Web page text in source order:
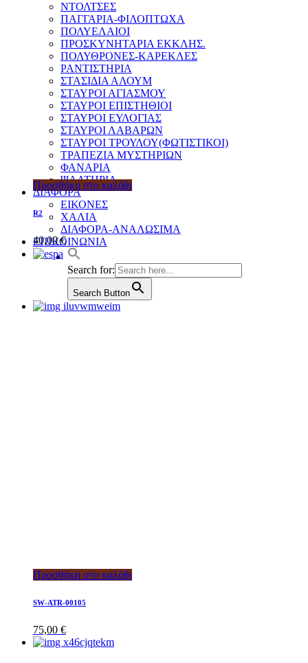
ΝΤΟΛΤΣΕΣ
ΠΑΓΓΑΡΙΑ-ΦΙΛΟΠΤΩΧΑ
ΠΟΛΥΕΛΑΙΟΙ
ΠΡΟΣΚΥΝΗΤΑΡΙΑ ΕΚΚΛΗΣ.
ΠΟΛΥΘΡΟΝΕΣ-ΚΑΡΕΚΛΕΣ
ΡΑΝΤΙΣΤΗΡΙΑ
ΣΤΑΣΙΔΙΑ ΑΛΟΥΜ
ΣΤΑΥΡΟΙ ΑΓΙΑΣΜΟΥ
ΣΤΑΥΡΟΙ ΕΠΙΣΤΗΘΙΟΙ
ΣΤΑΥΡΟΙ ΕΥΛΟΓΙΑΣ
ΣΤΑΥΡΟΙ ΛΑΒΑΡΩΝ
ΣΤΑΥΡΟΙ ΤΡΟΥΛΟΥ(ΦΩΤΙΣΤΙΚΟΙ)
ΤΡΑΠΕΖΙΑ ΜΥΣΤΗΡΙΩΝ
ΦΑΝΑΡΙΑ
ΨΑΛΤΗΡΙΑ
ΔΙΑΦΟΡΑ
ΕΙΚΟΝΕΣ
ΧΑΛΙΑ
ΔΙΑΦΟΡΑ-ΑΝΑΛΩΣΙΜΑ
ΕΠΙΚΟΙΝΩΝΙΑ
Search for:
Search Button
Προσθήκη στο καλάθι
R2
40,00€
Προσθήκη στο καλάθι
SW-ATR-00105
75,00 €